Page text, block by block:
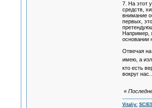
7. На этот
средств,
внимание
первых,
Например,
основании
Отвечая
имею, а
кто есть
вокруг нас...
«
Vitaliy: